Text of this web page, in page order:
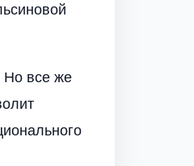
Но все же